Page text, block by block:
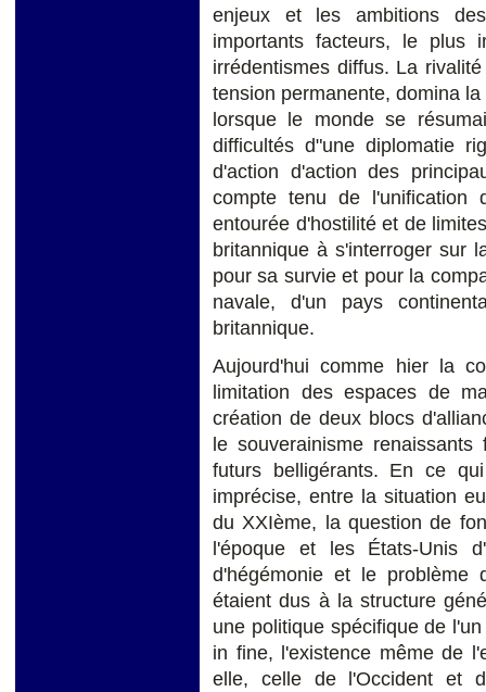
enjeux et les ambitions
importants facteurs, le plus
irrédentismes diffus. La
tension permanente, domina
lorsque le monde se
difficultés d"une diplomatie
d'action d'action des
compte tenu de l'unification
entourée d'hostilité et de
britannique à s'interroger sur
pour sa survie et pour la
navale, d'un pays
britannique.
Aujourd'hui comme hier la
limitation des espaces de
création de deux blocs
le souverainisme
futurs belligérants. En ce
imprécise, entre la situation
du XXIème, la question de
l'époque et les États-Unis
d'hégémonie et le problème
étaient dus à la structure
une politique spécifique de
in fine, l'existence même de
elle, celle de l'Occident et